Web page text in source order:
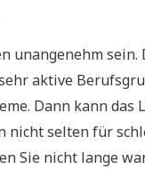
unangenehm
aktive
Dann kann
nicht selten für
Sie nicht lange